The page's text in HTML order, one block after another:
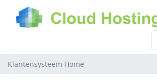
Klantensysteem Home